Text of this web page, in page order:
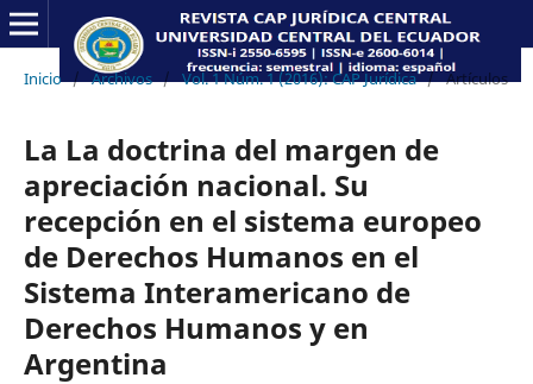
Inicio / Archivos / Vol. 1 Núm. 1 (2016): CAP Jurídica / Artículos
La La doctrina del margen de
apreciación nacional. Su
recepción en el sistema europeo
de Derechos Humanos en el
Sistema Interamericano de
Derechos Humanos y en
Argentina